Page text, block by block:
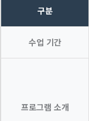
구분
수업 기간
프로그램 소개